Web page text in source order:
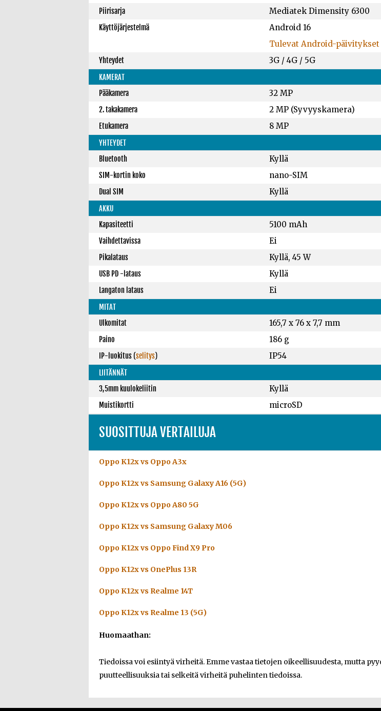
Piirisarja Mediatek Dimensity 6300
Käyttöjärjestelmä
Android 16
Tulevat Android-
Yhteydet 3G / 4G / 5G
KAMERAT
Pääkamera
32 MP
2. takakamera 2 MP (Syvyyskamera)
Etukamera 8 MP
YHTEYDET
Bluetooth
Kyllä
SIM-kortin koko nano-SIM
Dual SIM Kyllä
AKKU
Kapasiteetti
5100 mAh
Vaihdettavissa Ei
Pikalataus Kyllä, 45 W
USB PD -lataus Kyllä
Langaton lataus Ei
MITAT
Ulkomitat
165,7 x 76 x 7,7 mm
Paino 186 g
IP-luokitus(selitys) IP54
LIITÄNNÄT
3,5mm kuulokeliitin
Kyllä
Muistikortti microSD
SUOSITTUJA VERTAILUJA
Oppo K12x vs Oppo A3x
Oppo K12x vs Samsung Galaxy A16 (5G)
Oppo K12x vs Oppo A80 5G
Oppo K12x vs Samsung Galaxy M06
Oppo K12x vs Oppo Find X9 Pro
Oppo K12x vs OnePlus 13R
Oppo K12x vs Realme 14T
Oppo K12x vs Realme 13 (5G)
Huomaathan:
Tiedoissa voi esiintyä virheitä. Emme vastaa tietojen oikeellisuudesta, mutta
puutteellisuuksia tai selkeitä virheitä puhelinten tiedoissa.